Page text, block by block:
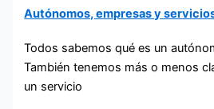
Autónomos, empresas y
Todos sabemos qué es un
También tenemos más o menos
un servicio